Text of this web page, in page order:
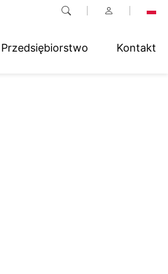
Przedsiębiorstwo Kontakt